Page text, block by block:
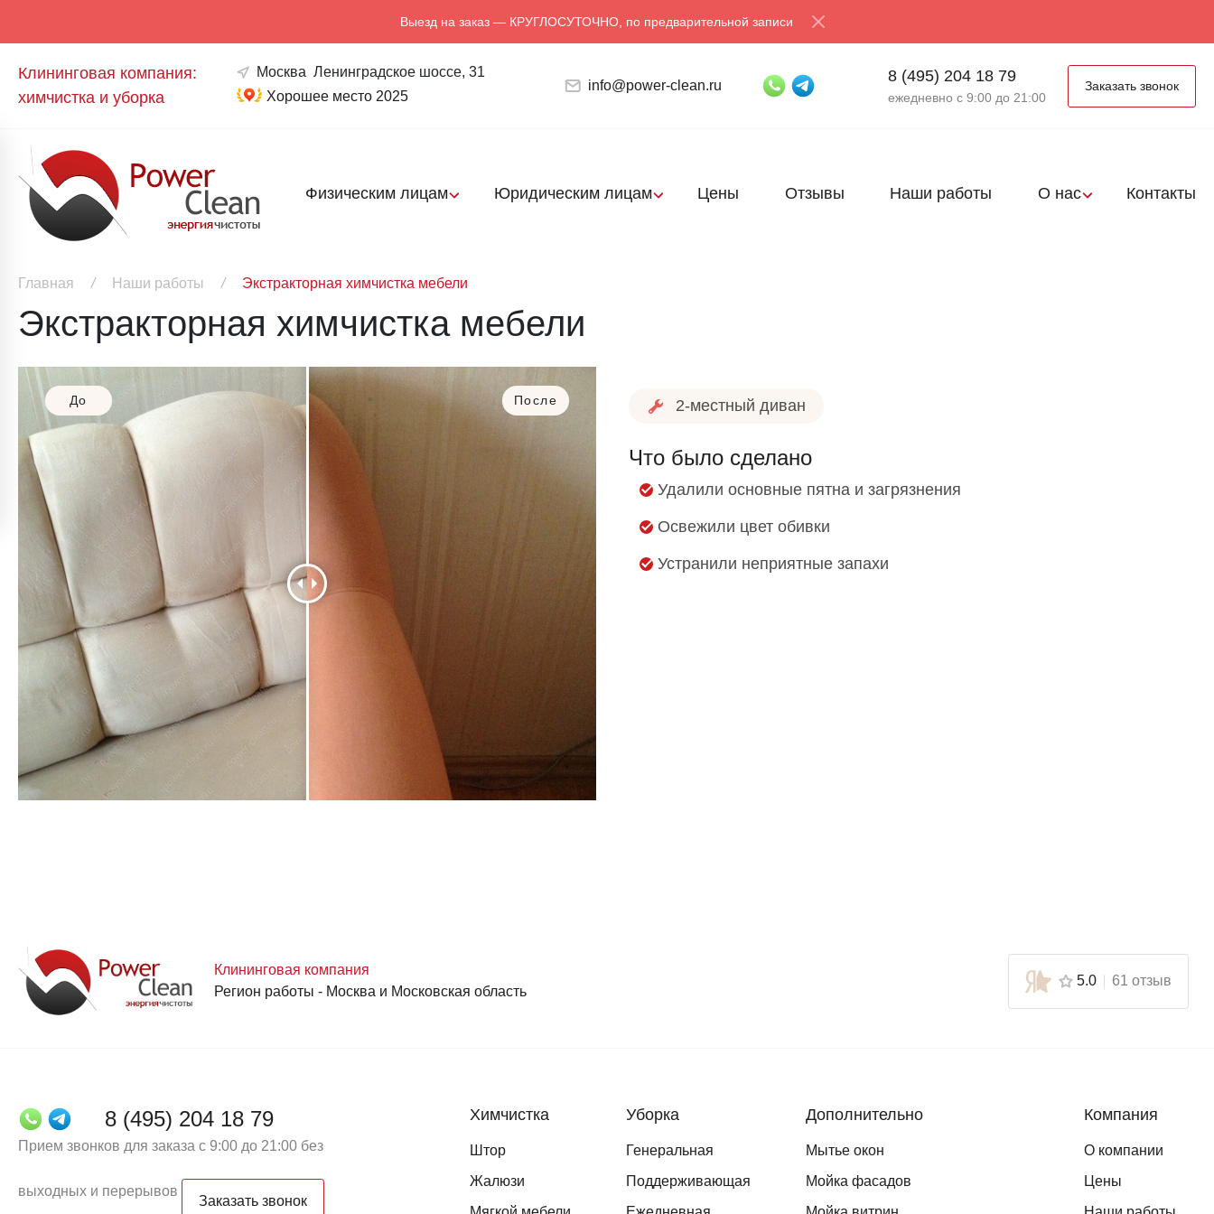
Выезд на заказ — КРУГЛОСУТОЧНО, по предварительной записи
Клининговая компания:
химчистка и уборка
Москва Ленинградское шоссе, 31
Хорошее место 2025
info@power-clean.ru
8 (495) 204 18 79
ежедневно с 9:00 до 21:00
Заказать звонок
Физическим лицам Юридическим лицам Цены Отзывы Наши работы О нас Контакты
Главная / Наши работы / Экстракторная химчистка мебели
Экстракторная химчистка мебели
2-местный диван
Что было сделано
Удалили основные пятна и загрязнения
Освежили цвет обивки
Устранили неприятные запахи
Клининговая компания
Регион работы - Москва и Московская область
5.0 61 отзыв
8 (495) 204 18 79
Прием звонков для заказа с 9:00 до 21:00 без
выходных и перерывов
Заказать звонок
Химчистка
Штор
Жалюзи
Уборка
Генеральная
Поддерживающая
Дополнительно
Мытье окон
Мойка фасадов
Компания
О компании
Цены